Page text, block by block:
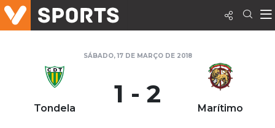
SÁBADO, 17 DE MARÇO DE 2018
Tondela 1 - 2 Marítimo